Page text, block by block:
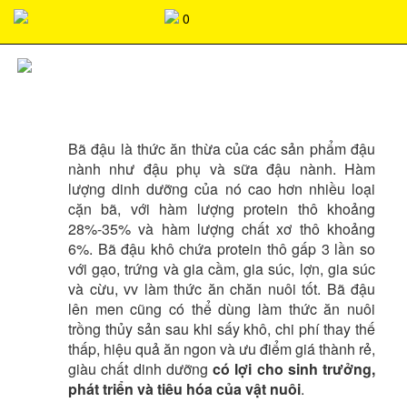
0
Bã đậu là thức ăn thừa của các sản phẩm đậu
nành như đậu phụ và sữa đậu nành. Hàm
lượng dinh dưỡng của nó cao hơn nhiều loại
cặn bã, với hàm lượng protein thô khoảng
28%-35% và hàm lượng chất xơ thô khoảng
6%. Bã đậu khô chứa protein thô gấp 3 lần so
với gạo, trứng và gia cầm, gia súc, lợn, gia súc
và cừu, vv làm thức ăn chăn nuôi tốt. Bã đậu
lên men cũng có thể dùng làm thức ăn nuôi
trồng thủy sản sau khi sấy khô, chi phí thay thế
thấp, hiệu quả ăn ngon và ưu điểm giá thành rẻ,
giàu chất dinh dưỡng có lợi cho sinh trưởng,
phát triển và tiêu hóa của vật nuôi.